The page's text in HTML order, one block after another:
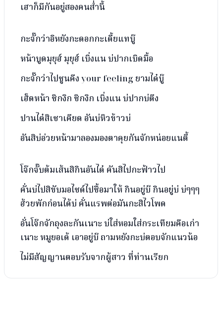
เฮาก็มีกันอยู่สองคนส่ำนี้
กะจั๊กว่าอิหยังกะดอกกะเดี้ยแทบู๊
หน้าบูดมุยุฮ์ มุยุฮ์ เบิ่งแน บ่ปากเบิดมื้อ
กะจั๊กว่าไปซูนคีง your feeling ยามได๋บู๊
เฮ็ดหน้า ซิกงิก ซิกงิก เบิ่งแน บ่ปากบ่ตีง
ปานได๋สิเซาเคียด อันบ่หิวข้าวบ่
อันสิบ่อ่วยหน้ามาลองมองตาคุยกันจักหน่อยแนตี้
โจ๊กจั๊บต้มเส้นสิกินอันได๋ คันสิไปกะฟ้าวไป
คั่นบ่ไปสิขับมอไซด์ไปซื้อมาให้ กินอยู่บ๊ กินอยู่บ่ บ่ๆๆๆ
ฮ้วยพักก่อนได้บ่ คั่นแรพต่อมันกะสิไวโพด
อั่นโจ๊กจักถุงละกันเนาะ บ่ใส่หอมใส่กระเทียมคือเก่า
เนาะ หมูยอเด้ เอาอยู่บ๊ ถามหยังกะบ่ตอบจักแนวน้อ
ไม่มีสัญญานตอบรับจากผู้สาว ที่ท่านเรียก